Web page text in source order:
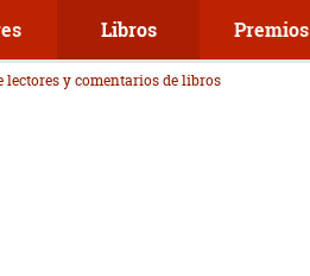
Libros Premios
lectores y comentarios de libros